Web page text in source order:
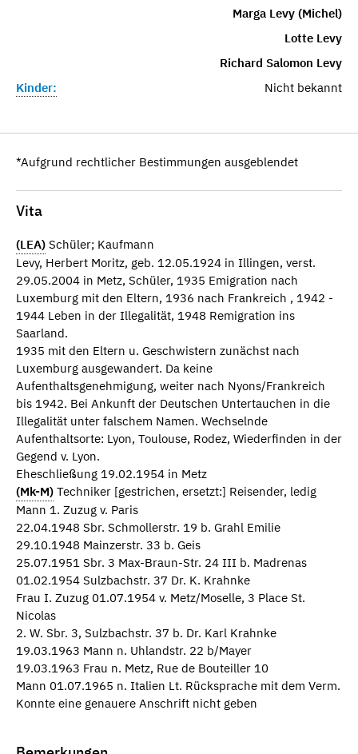
Marga Levy (Michel)
Lotte Levy
Richard Salomon Levy
Kinder:
Nicht bekannt
*Aufgrund rechtlicher Bestimmungen ausgeblendet
Vita
(LEA) Schüler; Kaufmann
Levy, Herbert Moritz, geb. 12.05.1924 in Illingen, verst.
29.05.2004 in Metz, Schüler, 1935 Emigration nach
Luxemburg mit den Eltern, 1936 nach Frankreich , 1942 -
1944 Leben in der Illegalität, 1948 Remigration ins
Saarland.
1935 mit den Eltern u. Geschwistern zunächst nach
Luxemburg ausgewandert. Da keine
Aufenthaltsgenehmigung, weiter nach Nyons/Frankreich
bis 1942. Bei Ankunft der Deutschen Untertauchen in die
Illegalität unter falschem Namen. Wechselnde
Aufenthaltsorte: Lyon, Toulouse, Rodez, Wiederfinden in der
Gegend v. Lyon.
Eheschließung 19.02.1954 in Metz
(Mk-M) Techniker [gestrichen, ersetzt:] Reisender, ledig
Mann 1. Zuzug v. Paris
22.04.1948 Sbr. Schmollerstr. 19 b. Grahl Emilie
29.10.1948 Mainzerstr. 33 b. Geis
25.07.1951 Sbr. 3 Max-Braun-Str. 24 III b. Madrenas
01.02.1954 Sulzbachstr. 37 Dr. K. Krahnke
Frau I. Zuzug 01.07.1954 v. Metz/Moselle, 3 Place St.
Nicolas
2. W. Sbr. 3, Sulzbachstr. 37 b. Dr. Karl Krahnke
19.03.1963 Mann n. Uhlandstr. 22 b/Mayer
19.03.1963 Frau n. Metz, Rue de Bouteiller 10
Mann 01.07.1965 n. Italien Lt. Rücksprache mit dem Verm.
Konnte eine genauere Anschrift nicht geben